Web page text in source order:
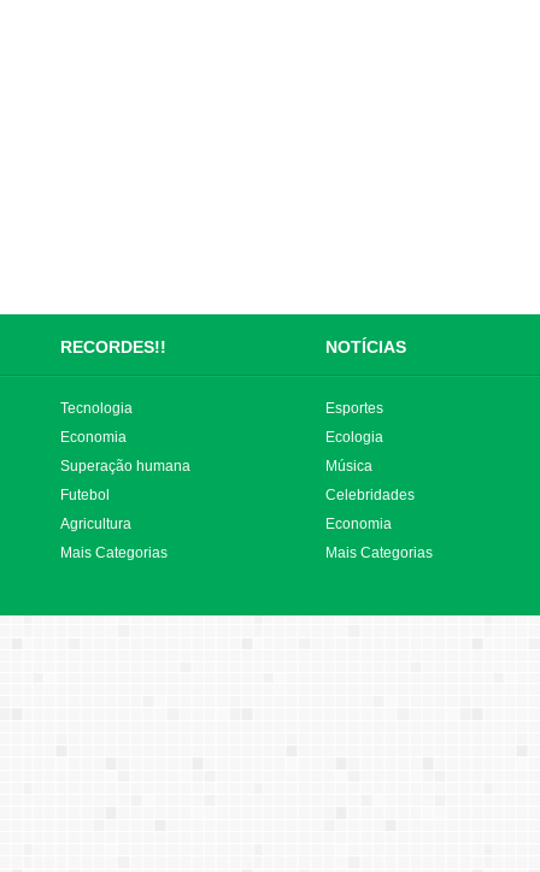
RECORDES!! NOTÍCIAS
Tecnologia
Economia
Superação humana
Futebol
Agricultura
Mais Categorias
Esportes
Ecologia
Música
Celebridades
Economia
Mais Categorias